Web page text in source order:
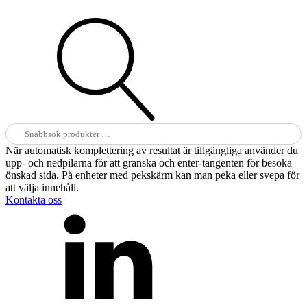
Sök
efter:
När automatisk komplettering av resultat är tillgängliga använder du
upp- och nedpilarna för att granska och enter-tangenten för besöka
önskad sida. På enheter med pekskärm kan man peka eller svepa för
att välja innehåll.
Kontakta oss